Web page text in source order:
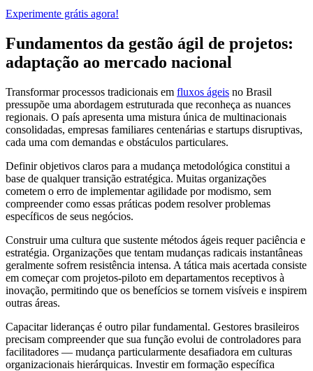
Experimente grátis agora!
Fundamentos da gestão ágil de projetos:
adaptação ao mercado nacional
Transformar processos tradicionais em fluxos ágeis no Brasil
pressupõe uma abordagem estruturada que reconheça as nuances
regionais. O país apresenta uma mistura única de multinacionais
consolidadas, empresas familiares centenárias e startups disruptivas,
cada uma com demandas e obstáculos particulares.
Definir objetivos claros para a mudança metodológica constitui a
base de qualquer transição estratégica. Muitas organizações
cometem o erro de implementar agilidade por modismo, sem
compreender como essas práticas podem resolver problemas
específicos de seus negócios.
Construir uma cultura que sustente métodos ágeis requer paciência e
estratégia. Organizações que tentam mudanças radicais instantâneas
geralmente sofrem resistência intensa. A tática mais acertada consiste
em começar com projetos-piloto em departamentos receptivos à
inovação, permitindo que os benefícios se tornem visíveis e inspirem
outras áreas.
Capacitar lideranças é outro pilar fundamental. Gestores brasileiros
precisam compreender que sua função evolui de controladores para
facilitadores — mudança particularmente desafiadora em culturas
organizacionais hierárquicas. Investir em formação específica